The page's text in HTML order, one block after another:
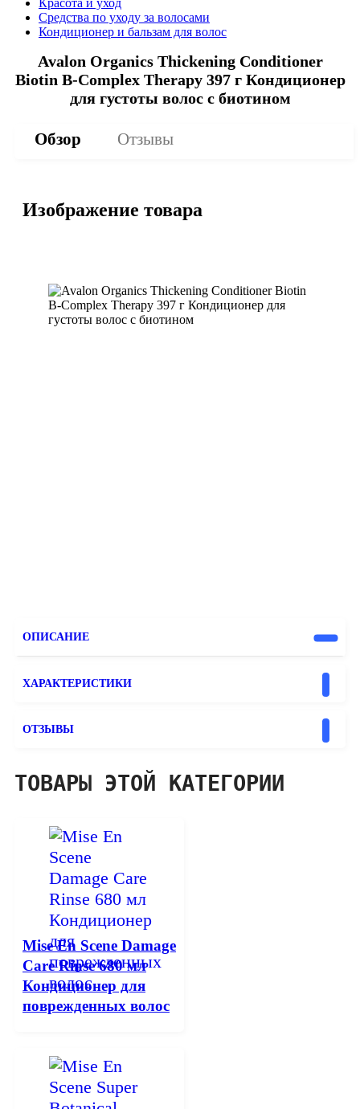
Средства по уходу за волосами
Кондиционер и бальзам для волос
Avalon Organics Thickening Conditioner
Biotin B-Complex Therapy 397 г Кондиционер
для густоты волос с биотином
Обзор Отзывы
Изображение товара
ОПИСАНИЕ
ХАРАКТЕРИСТИКИ
ОТЗЫВЫ
ТОВАРЫ ЭТОЙ КАТЕГОРИИ
Mise En Scene Damage
Care Rinse 680 мл
Кондиционер для
поврежденных волос